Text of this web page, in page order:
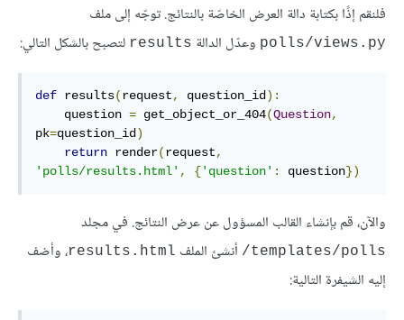
فلنقم إذًا بكتابة دالة العرض الخاصّة بالنتائج. توجّه إلى ملف
polls/views.py وعدّل الدالة results لتصبح بالشكل التالي:
def results(request, question_id ) :
    question
= get_object_or_404(Question,
pk=question_id )
return render(request,
'polls/results.html' , {'question' : question})
والآن، قم بإنشاء القالب المسؤول عن عرض النتائج. في مجلد
templates/polls/ أنشئ الملف results.html، وأضف
إليه الشيفرة التالية: